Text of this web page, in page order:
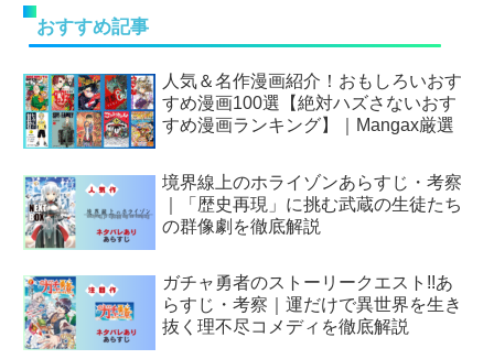
おすすめ記事
人気＆名作漫画紹介！おもしろいおす
すめ漫画100選【絶対ハズさないおす
すめ漫画ランキング】｜Mangax厳選
境界線上のホライゾンあらすじ・考察
｜「歴史再現」に挑む武蔵の生徒たち
の群像劇を徹底解説
ガチャ勇者のストーリークエスト!!あ
らすじ・考察｜運だけで異世界を生き
抜く理不尽コメディを徹底解説